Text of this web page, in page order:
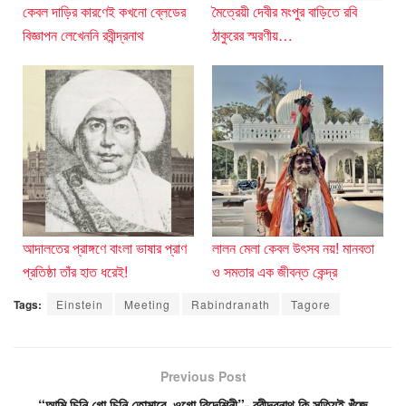
কেবল দাড়ির কারণেই কখনো ব্লেডের
বিজ্ঞাপন লেখেননি রবীন্দ্রনাথ
মৈত্রেয়ী দেবীর মংপুর বাড়িতে রবি
ঠাকুরের স্মরণীয়…
আদালতের প্রাঙ্গণে বাংলা ভাষার প্রাণ
প্রতিষ্ঠা তাঁর হাত ধরেই!
লালন মেলা কেবল উৎসব নয়! মানবতা
ও সমতার এক জীবন্ত কেন্দ্র
Tags: Einstein Meeting Rabindranath Tagore
Previous Post